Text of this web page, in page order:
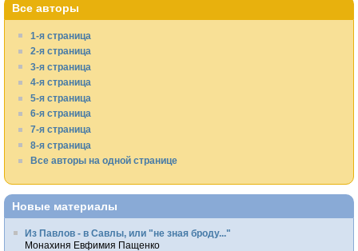
Все авторы
1-я страница
2-я страница
3-я страница
4-я страница
5-я страница
6-я страница
7-я страница
8-я страница
Все авторы на одной странице
Новые материалы
Из Павлов - в Савлы, или "не зная броду..."
Монахиня Евфимия Пащенко